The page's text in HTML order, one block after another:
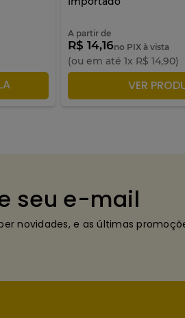
A partir de
R$ 14,16no PIX à vista
(ou em até1x R$ 14,90)
ADICIONAR À
VER
seu e-mail
novidades, e as últimas